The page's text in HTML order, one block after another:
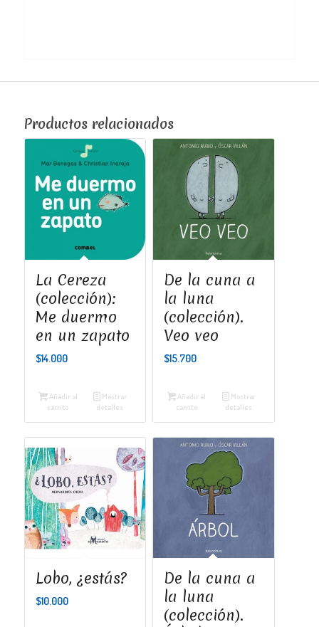
Productos relacionados
La Cereza
(colección):
Me duermo
en un zapato
$14.000
Añadir al
carrito
Mostrar
detalles
De la cuna a
la luna
(colección).
Veo veo
$15.700
Añadir al
carrito
Mostrar
detalles
Lobo, ¿estás?
$10.000
De la cuna a
la luna
(colección).